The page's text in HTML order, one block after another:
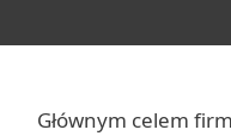
Głównym celem